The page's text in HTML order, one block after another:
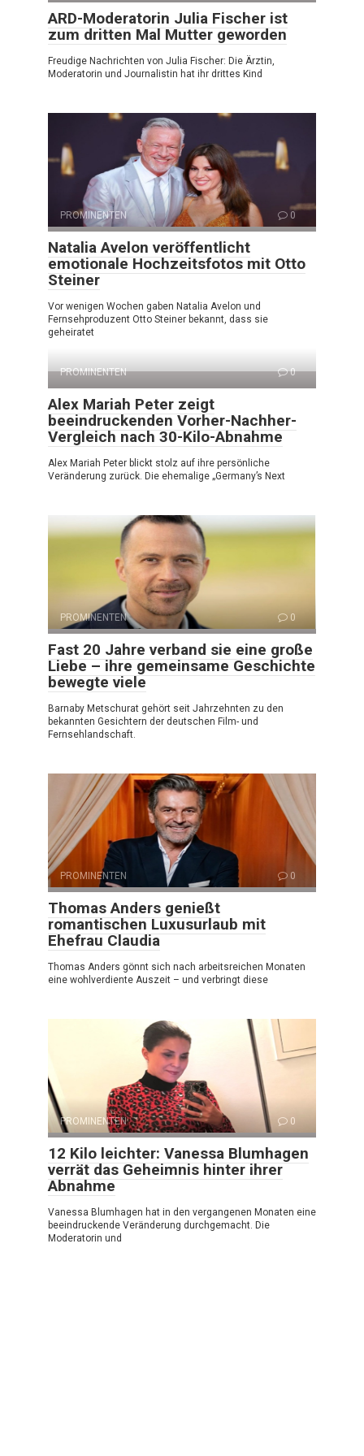
ARD-Moderatorin Julia Fischer ist
zum dritten Mal Mutter geworden
Freudige Nachrichten von Julia Fischer: Die Ärztin,
Moderatorin und Journalistin hat ihr drittes Kind
PROMINENTEN 0
Natalia Avelon veröffentlicht
emotionale Hochzeitsfotos mit Otto
Steiner
Vor wenigen Wochen gaben Natalia Avelon und
Fernsehproduzent Otto Steiner bekannt, dass sie
geheiratet
PROMINENTEN 0
Alex Mariah Peter zeigt
beeindruckenden Vorher-Nachher-
Vergleich nach 30-Kilo-Abnahme
Alex Mariah Peter blickt stolz auf ihre persönliche
Veränderung zurück. Die ehemalige „Germany’s Next
PROMINENTEN 0
Fast 20 Jahre verband sie eine große
Liebe – ihre gemeinsame Geschichte
bewegte viele
Barnaby Metschurat gehört seit Jahrzehnten zu den
bekannten Gesichtern der deutschen Film- und
Fernsehlandschaft.
PROMINENTEN 0
Thomas Anders genießt
romantischen Luxusurlaub mit
Ehefrau Claudia
Thomas Anders gönnt sich nach arbeitsreichen Monaten
eine wohlverdiente Auszeit – und verbringt diese
PROMINENTEN 0
12 Kilo leichter: Vanessa Blumhagen
verrät das Geheimnis hinter ihrer
Abnahme
Vanessa Blumhagen hat in den vergangenen Monaten eine
beeindruckende Veränderung durchgemacht. Die
Moderatorin und